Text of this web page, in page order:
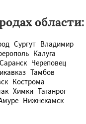
области:
Сургут Владимир
Калуга
Саранск Череповец
Тамбов
Кострома
Химки Таганрог
Нижнекамск